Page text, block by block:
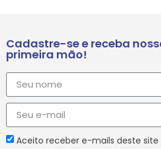
Cadastre-se e receba
primeira mão!
Aceito receber e-mails deste